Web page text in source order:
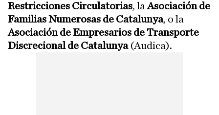
Restricciones Circulatorias, laAsociación de
Familias Numerosas de Catalunya, o la
Asociación de Empresarios de Transporte
Discrecional de Catalunya (Audica).